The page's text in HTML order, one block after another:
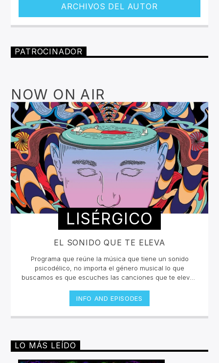
ARCHIVOS DEL AUTOR
PATROCINADOR
NOW ON AIR
LISÉRGICO
EL SONIDO QUE TE ELEVA
Programa que reúne la música que tiene un sonido
psicodélico, no importa el género musical lo que
buscamos es que escuches las canciones que te eleven
curada por Takeshi López e invitados que nos
compartirán un collage inigualable en la radio
online.Lunes y jueves 12 a 2pm por invencible.net
INFO AND EPISODES
LO MÁS LEÍDO